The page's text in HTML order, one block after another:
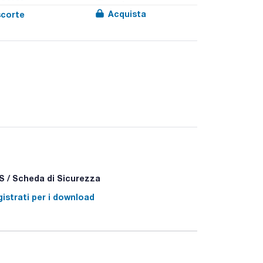
Acquista
- P501a
/ Scheda di Sicurezza
per i download